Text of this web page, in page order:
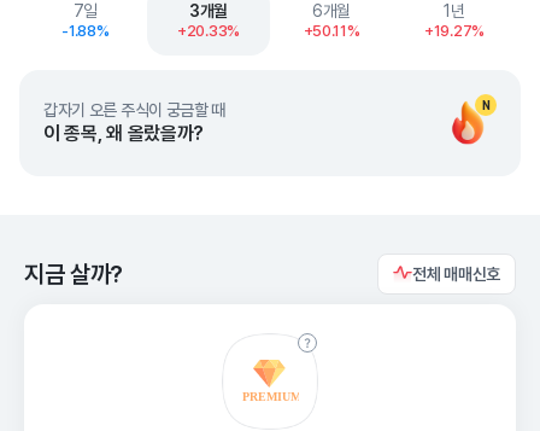
7일
-1.88%
3개월
+20.33%
6개월
+50.11%
1년
+19.27%
N
갑자기 오른 주식이 궁금할 때
이 종목, 왜 올랐을까?
지금 살까? 전체 매매신호